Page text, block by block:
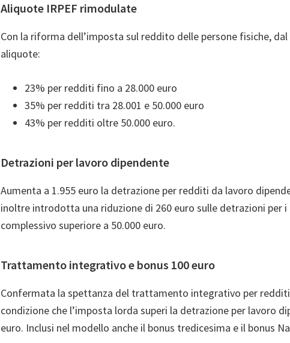
Aliquote IRPEF rimodulate
Con la riforma dell’imposta sul reddito delle persone fisiche,
aliquote:
23% per redditi fino a 28.000 euro
35% per redditi tra 28.001 e 50.000 euro
43% per redditi oltre 50.000 euro.
Detrazioni per lavoro dipendente
Aumenta a 1.955 euro la detrazione per redditi da lavoro
inoltre introdotta una riduzione di 260 euro sulle detrazioni per
complessivo superiore a 50.000 euro.
Trattamento integrativo e bonus 100 euro
Confermata la spettanza del trattamento integrativo per redditi
condizione che l’imposta lorda superi la detrazione per lavoro
euro. Inclusi nel modello anche il bonus tredicesima e il bonus